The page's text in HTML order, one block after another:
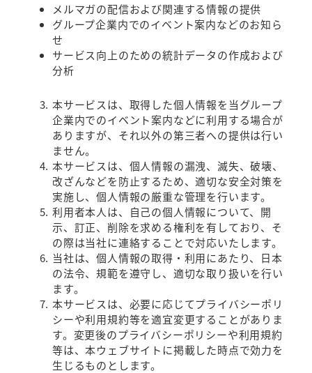
メルマガの配信および関連する情報の提供
グループ企業内でのイベント案内などのお知ら
せ
サービス向上のための統計データの作成および
分析
本サービスは、取得した個人情報を当グループ
企業内でのイベント案内などに利用する場合が
ありますが、それ以外の第三者への提供は行い
ません。
本サービスは、個人情報の漏洩、滅失、破壊、
改ざんなどを防止するため、適切な安全対策を
実施し、個人情報の厳重な管理を行います。
利用者本人は、自己の個人情報について、開
示、訂正、削除を求める権利を有しており、そ
の際は当社に連絡することで対応いたします。
当社は、個人情報の取得・利用にあたり、日本
の法令、規範を遵守し、適切な取り扱いを行い
ます。
本サービスは、必要に応じてプライバシーポリ
シーや利用規約等を適宜変更することがありま
す。変更後のプライバシーポリシーや利用規約
等は、本ウェブサイトに掲載した時点で効力を
生じるものとします。